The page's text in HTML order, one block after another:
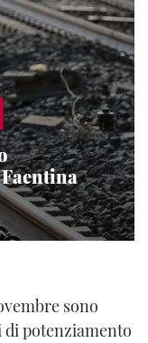
sono
di potenziamento